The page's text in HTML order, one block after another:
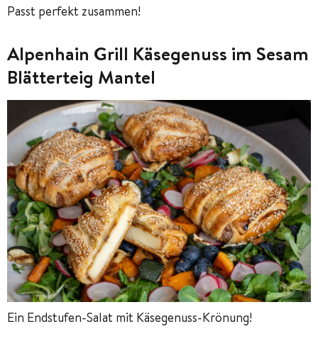
Passt perfekt zusammen!
Alpenhain Grill Käsegenuss im Sesam
Blätterteig Mantel
Ein Endstufen-Salat mit Käsegenuss-Krönung!